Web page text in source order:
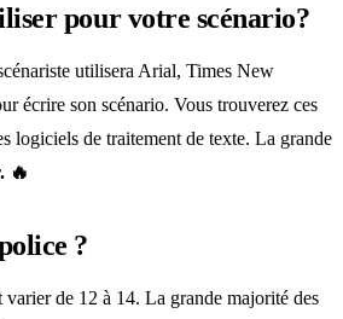
pour votre scénario?
utilisera Arial, Times New
écrire son scénario. Vous trouverez ces
logiciels de traitement de texte. La grande
🔥
?
de 12 à 14. La grande majorité des